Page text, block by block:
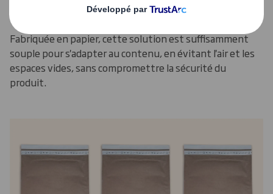
Une conception efficace
Fabriquée en papier, cette solution est suffisamment
souple pour s'adapter au contenu, en évitant l'air et les
espaces vides, sans compromettre la sécurité du
produit.